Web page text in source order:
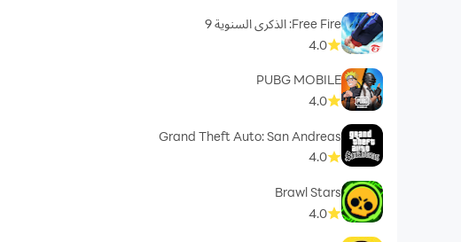
Free Fire: الذكرى السنوية 9
4.0
PUBG MOBILE
4.0
Grand Theft Auto: San Andreas
4.0
Brawl Stars
4.0